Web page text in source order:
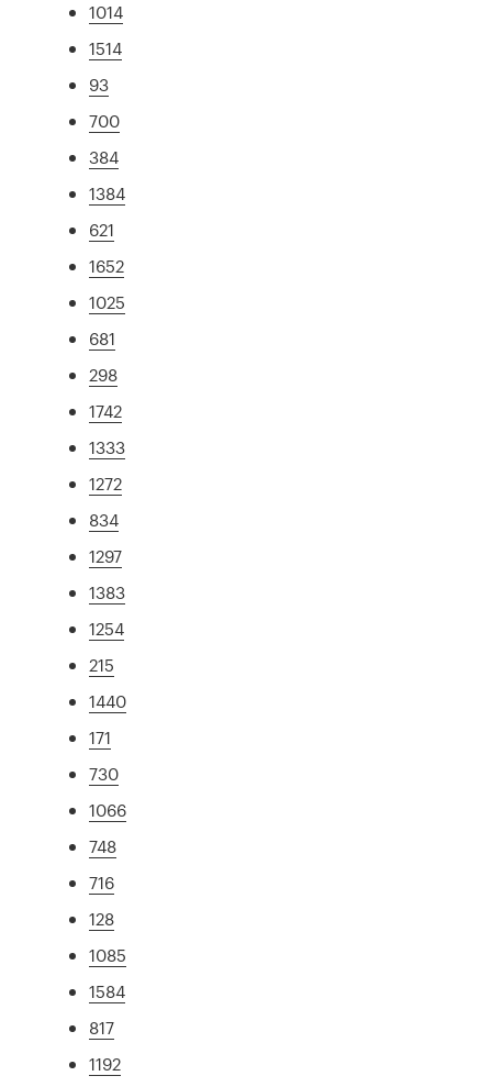
1014
1514
93
700
384
1384
621
1652
1025
681
298
1742
1333
1272
834
1297
1383
1254
215
1440
171
730
1066
748
716
128
1085
1584
817
1192